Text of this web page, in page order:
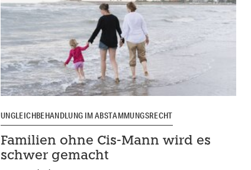
UNGLEICHBEHANDLUNG IM ABSTAMMUNGSRECHT
Familien ohne Cis-Mann wird es
schwer gemacht